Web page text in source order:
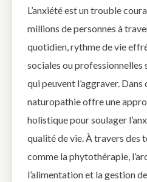
L’anxiété est un trouble
millions de personnes à
quotidien, rythme de vie
sociales ou professionnelles
qui peuvent l’aggraver.
naturopathie offre une
holistique pour soulager
qualité de vie. À travers des
comme la phytothérapie,
l’alimentation et la gestion